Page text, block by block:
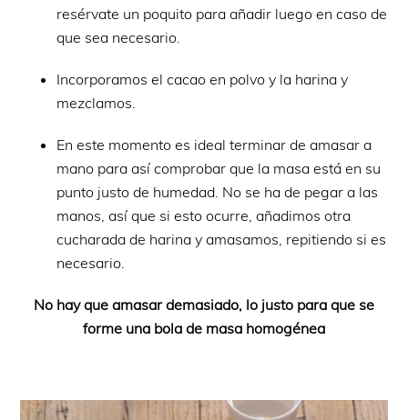
resérvate un poquito para añadir luego en caso de
que sea necesario.
Incorporamos el cacao en polvo y la harina y
mezclamos.
En este momento es ideal terminar de amasar a
mano para así comprobar que la masa está en su
punto justo de humedad. No se ha de pegar a las
manos, así que si esto ocurre, añadimos otra
cucharada de harina y amasamos, repitiendo si es
necesario.
No hay que amasar demasiado, lo justo para que se
forme una bola de masa homogénea